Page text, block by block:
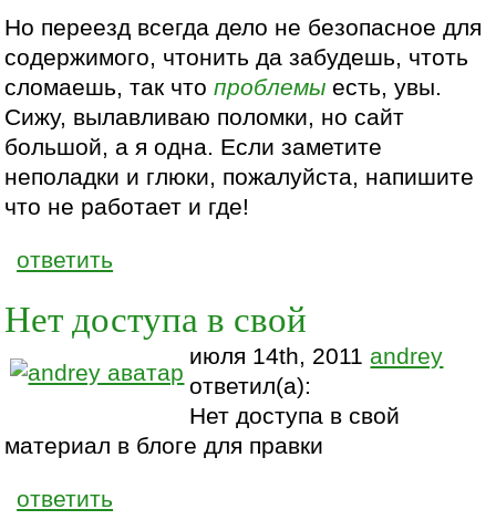
Но переезд всегда дело не безопасное для
содержимого, чтонить да забудешь, чтоть
сломаешь, так чтопроблемы есть, увы.
Сижу, вылавливаю поломки, но сайт
большой, а я одна. Если заметите
неполадки и глюки, пожалуйста, напишите
что не работает и где!
ответить
Нет доступа в свой
июля 14th, 2011 andrey
ответил(а):
Нет доступа в свой
материал в блоге для правки
ответить